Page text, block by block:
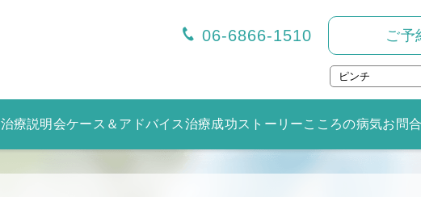
06-6866-1510 ご予
治療説明会ケース＆アドバイス治療成功ストーリーこころの病気お問